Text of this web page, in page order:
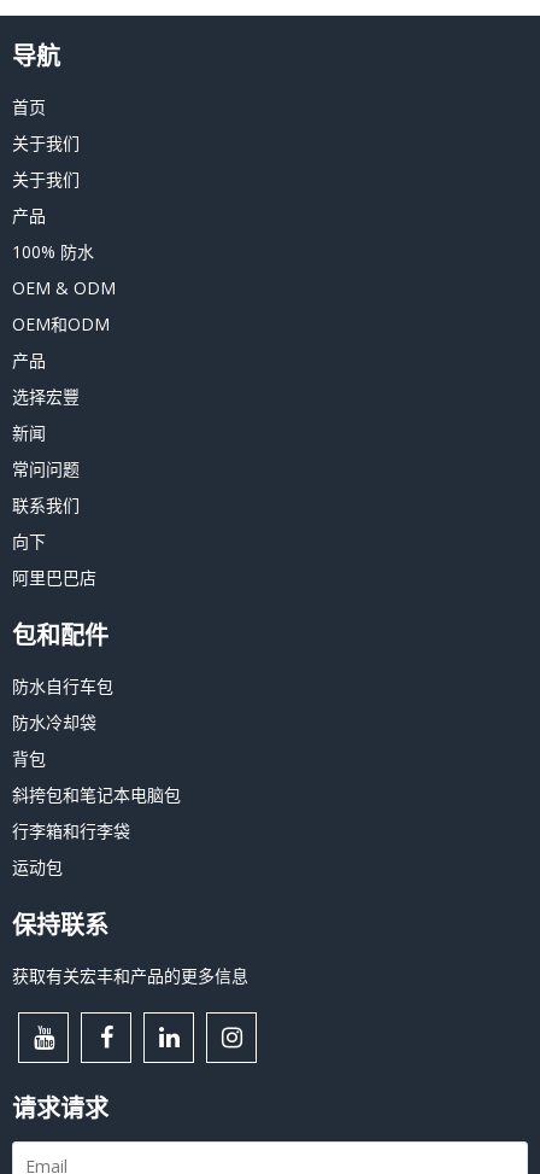
导航
首页
关于我们
关于我们
产品
100% 防水
OEM & ODM
OEM和ODM
产品
选择宏豐
新闻
常问问题
联系我们
向下
阿里巴巴店
包和配件
防水自行车包
防水冷却袋
背包
斜挎包和笔记本电脑包
行李箱和行李袋
运动包
保持联系
获取有关宏丰和产品的更多信息
请求请求